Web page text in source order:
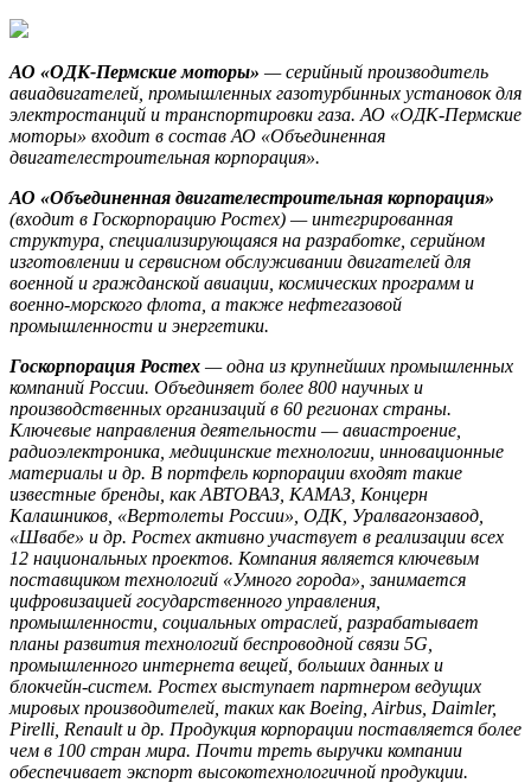
АО «ОДК-Пермские моторы» — серийный производитель
авиадвигателей, промышленных газотурбинных установок для
электростанций и транспортировки газа. АО «ОДК-Пермские
моторы» входит в состав АО «Объединенная
двигателестроительная корпорация».
АО «Объединенная двигателестроительная корпорация»
(входит в Госкорпорацию Ростех) — интегрированная
структура, специализирующаяся на разработке, серийном
изготовлении и сервисном обслуживании двигателей для
военной и гражданской авиации, космических программ и
военно-морского флота, а также нефтегазовой
промышленности и энергетики.
Госкорпорация Ростех — одна из крупнейших промышленных
компаний России. Объединяет более 800 научных и
производственных организаций в 60 регионах страны.
Ключевые направления деятельности — авиастроение,
радиоэлектроника, медицинские технологии, инновационные
материалы и др. В портфель корпорации входят такие
известные бренды, как АВТОВАЗ, КАМАЗ, Концерн
Калашников, «Вертолеты России», ОДК, Уралвагонзавод,
«Швабе» и др. Ростех активно участвует в реализации всех
12 национальных проектов. Компания является ключевым
поставщиком технологий «Умного города», занимается
цифровизацией государственного управления,
промышленности, социальных отраслей, разрабатывает
планы развития технологий беспроводной связи 5G,
промышленного интернета вещей, больших данных и
блокчейн-систем. Ростех выступает партнером ведущих
мировых производителей, таких как Boeing, Airbus, Daimler,
Pirelli, Renault и др. Продукция корпорации поставляется более
чем в 100 стран мира. Почти треть выручки компании
обеспечивает экспорт высокотехнологичной продукции.